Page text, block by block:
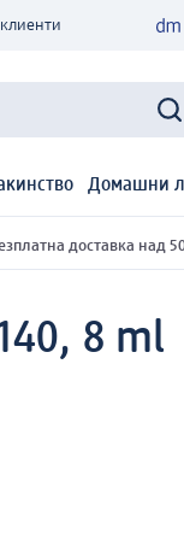
Домашни
доставка над
8 ml